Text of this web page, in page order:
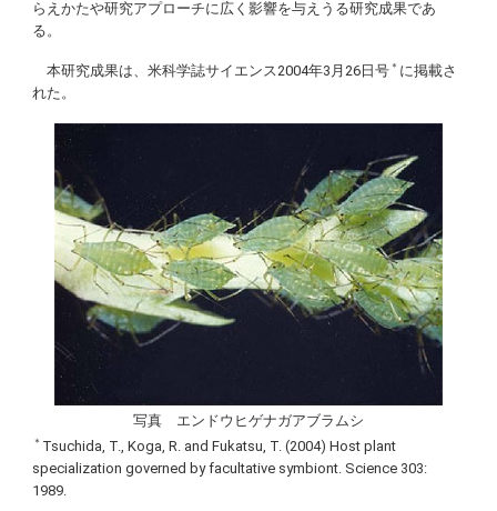
らえかたや研究アプローチに広く影響を与えうる研究成果であ
る。
本研究成果は、米科学誌サイエンス2004年3月26日号 ＊ に掲載さ
れた。
写真 エンドウヒゲナガアブラムシ
＊ Tsuchida, T., Koga, R. and Fukatsu, T. (2004) Host plant
specialization governed by facultative symbiont. Science 303:
1989.